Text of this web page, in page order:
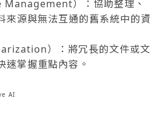
）：協助整理、
來源與無法互通的舊系統中的資
）：將冗長的文件或文
速掌握重點內容。
AI